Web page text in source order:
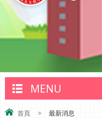
MENU
首頁 > 最新消息